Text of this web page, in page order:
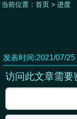
当前位置： 首页> 进度
发表时间:2021/07/
访问此文章需要